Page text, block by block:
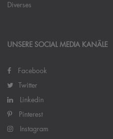
Diverses
UNSERE SOCIAL MEDIA KANÄLE
Facebook
Twitter
Linkedin
Pinterest
Instagram